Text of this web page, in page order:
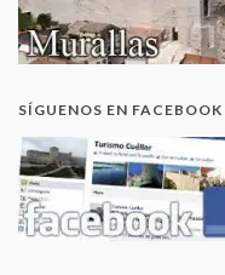
SÍGUENOS EN FACEBOOK